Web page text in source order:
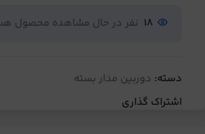
18 نفر در حال مشاهده محصول
دسته: دوربین مدار بسته
اشتراک گذاری